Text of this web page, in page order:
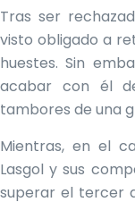
Tras ser
visto obligado a
huestes. Sin
acabar con él
tambores de una
Mientras, en el
Lasgol y sus
superar el tercer